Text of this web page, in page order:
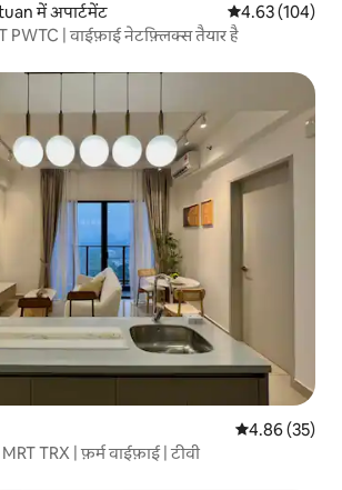
में अपार्टमेंट औसत रेटिंग 5 में से
4.63 (104)
PWTC | वाईफ़ाई नेटफ़्लिक्स तैयार है
औसत रेटिंग 5 में
4.86 (35)
TRX | फ़र्म वाईफ़ाई | टीवी